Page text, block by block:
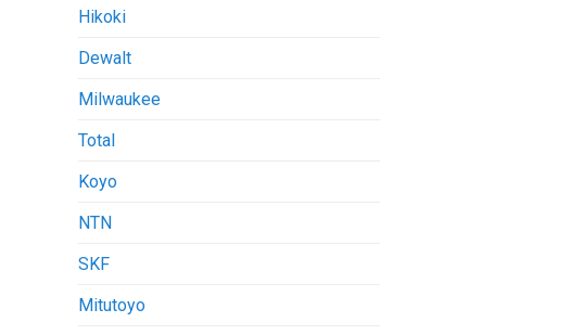
Hikoki
Dewalt
Milwaukee
Total
Koyo
NTN
SKF
Mitutoyo